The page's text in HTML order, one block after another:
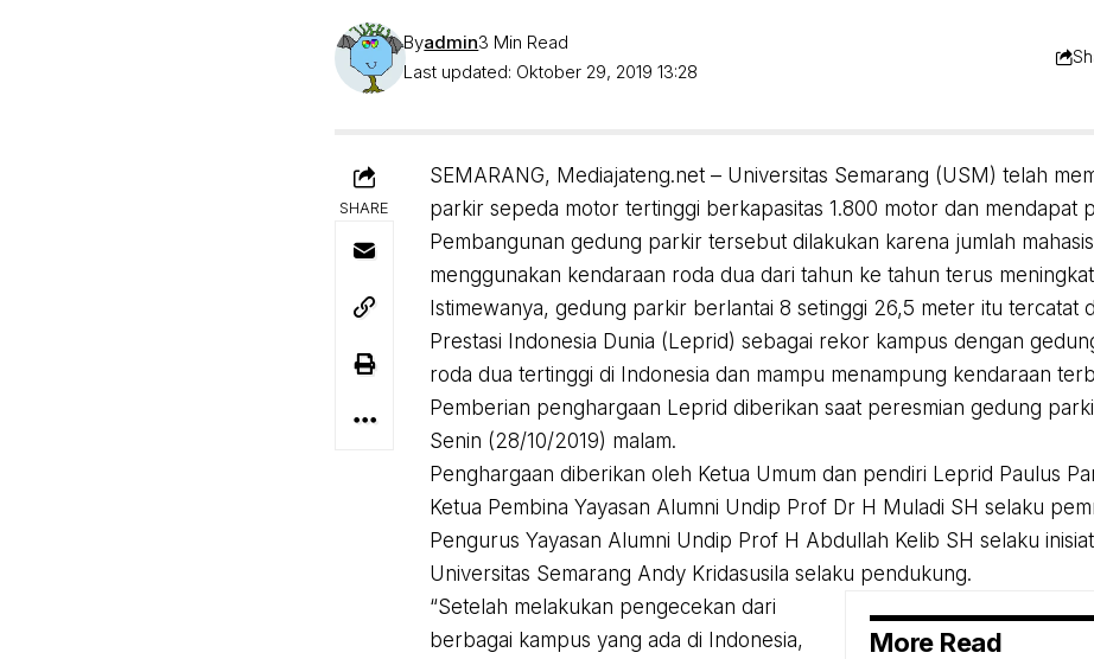
Last updated: Oktober 29, 2019 13:28
Byadmin3 Min Read
SHARE
SEMARANG, Mediajateng.net – Universitas Semarang (USM) telah
parkir sepeda motor tertinggi berkapasitas 1.800 motor dan mendapat
Pembangunan gedung parkir tersebut dilakukan karena jumlah
menggunakan kendaraan roda dua dari tahun ke tahun terus
Istimewanya, gedung parkir berlantai 8 setinggi 26,5 meter itu tercatat
Prestasi Indonesia Dunia (Leprid) sebagai rekor kampus dengan
roda dua tertinggi di Indonesia dan mampu menampung kendaraan
Pemberian penghargaan Leprid diberikan saat peresmian gedung
Senin (28/10/2019) malam.
Penghargaan diberikan oleh Ketua Umum dan pendiri Leprid Paulus
Ketua Pembina Yayasan Alumni Undip Prof Dr H Muladi SH selaku
Pengurus Yayasan Alumni Undip Prof H Abdullah Kelib SH selaku
Universitas Semarang Andy Kridasusila selaku pendukung.
More Read
“Setelah melakukan pengecekan dari
berbagai kampus yang ada di Indonesia,